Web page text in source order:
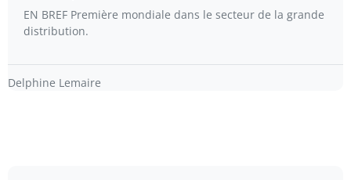
EN BREF Première mondiale dans le secteur de la grande
distribution.
Delphine Lemaire